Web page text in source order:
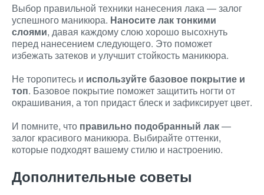
Выбор правильной техники нанесения лака — залог
успешного маникюра. Наносите лак тонкими
слоями, давая каждому слою хорошо высохнуть
перед нанесением следующего. Это поможет
избежать затеков и улучшит стойкость маникюра.
Не торопитесь и используйте базовое покрытие и
топ. Базовое покрытие поможет защитить ногти от
окрашивания, а топ придаст блеск и зафиксирует цвет.
И помните, что правильно подобранный лак—
залог красивого маникюра. Выбирайте оттенки,
которые подходят вашему стилю и настроению.
Дополнительные советы